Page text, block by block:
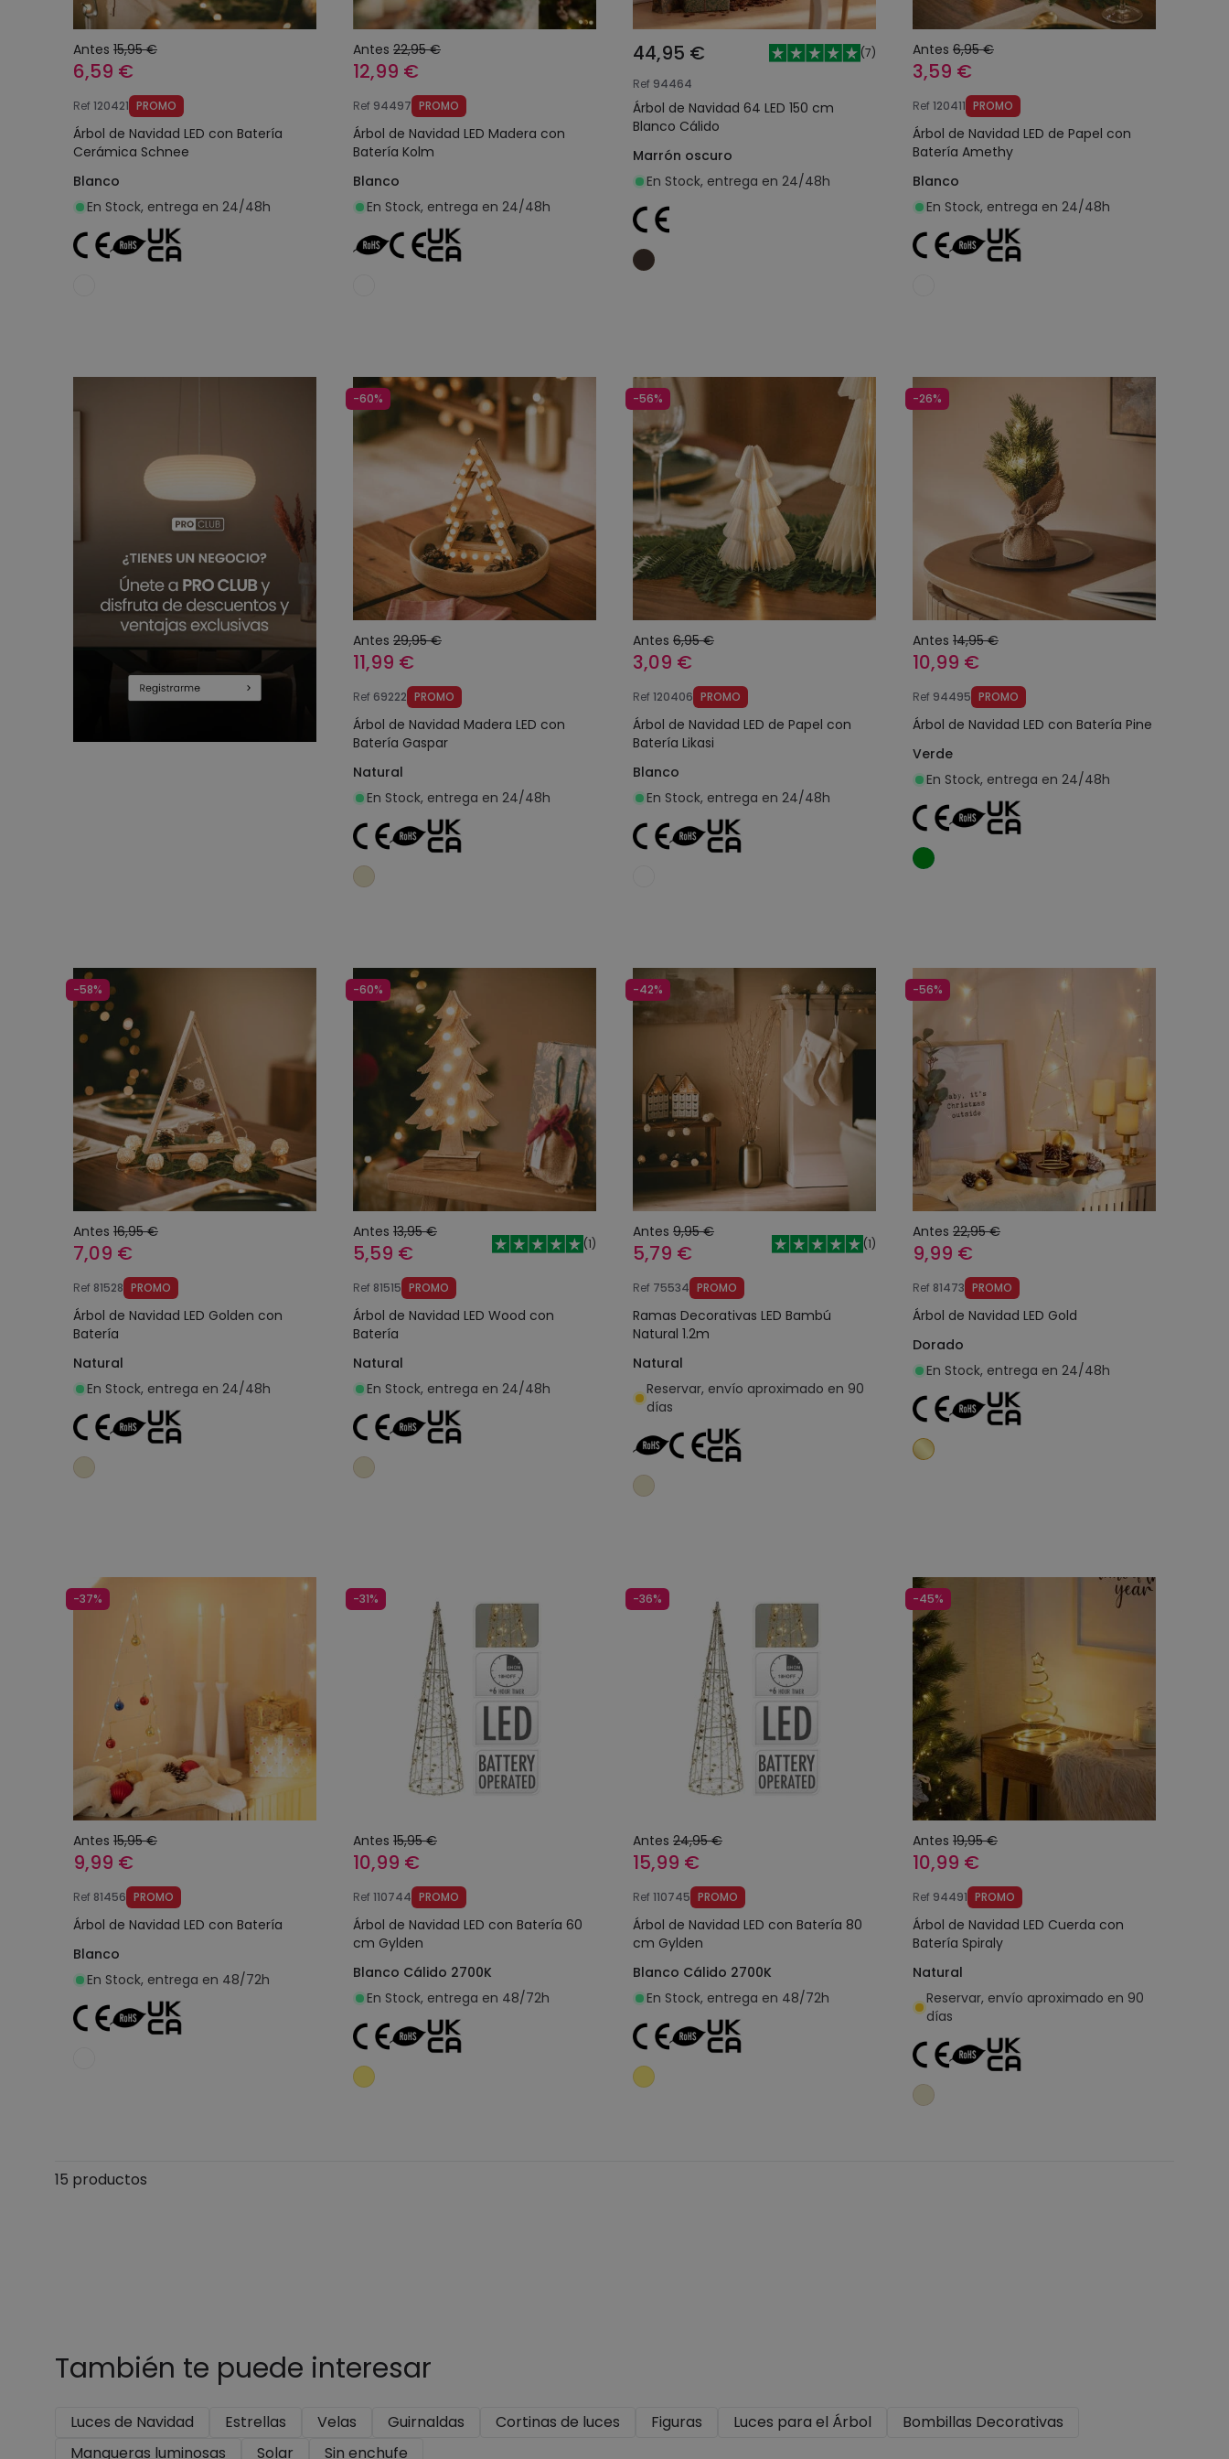
Antes 15,95 €
6,59 €
Ref120421 PROMO
Árbol de Navidad LED con Batería
Cerámica Schnee
Blanco
En Stock, entrega en 24/48h
Antes 22,95 €
12,99 €
Ref 94497 PROMO
Árbol de Navidad LED Madera con
Batería Kolm
Blanco
En Stock, entrega en 24/48h
44,95 € (7)
Ref 94464
Árbol de Navidad 64 LED 150 cm
Blanco Cálido
Marrón oscuro
En Stock, entrega en 24/48h
Antes 6,95 €
3,59 €
Ref120411 PROMO
Árbol de Navidad LED de Papel con
Batería Amethy
Blanco
En Stock, entrega en 24/48h
-60%
Antes 29,95 €
11,99 €
Ref 69222 PROMO
Árbol de Navidad Madera LED con
Batería Gaspar
Natural
En Stock, entrega en 24/48h
-56%
Antes 6,95 €
3,09 €
Ref120406 PROMO
Árbol de Navidad LED de Papel con
Batería Likasi
Blanco
En Stock, entrega en 24/48h
-26%
Antes 14,95 €
10,99 €
Ref 94495 PROMO
Árbol de Navidad LED con Batería Pine
Verde
En Stock, entrega en 24/48h
-58%
Antes 16,95 €
7,09 €
Ref 81528 PROMO
Árbol de Navidad LED Golden con
Batería
Natural
En Stock, entrega en 24/48h
-60%
Antes 13,95 €
5,59 € (1)
Ref 81515 PROMO
Árbol de Navidad LED Wood con
Batería
Natural
En Stock, entrega en 24/48h
-42%
Antes 9,95 €
5,79 € (1)
Ref 75534 PROMO
Ramas Decorativas LED Bambú
Natural 1.2m
Natural
Reservar, envío aproximado en 90
días
-56%
Antes 22,95 €
9,99 €
Ref 81473 PROMO
Árbol de Navidad LED Gold
Dorado
En Stock, entrega en 24/48h
-37%
Antes 15,95 €
9,99 €
Ref 81456 PROMO
Árbol de Navidad LED con Batería
Blanco
En Stock, entrega en 48/72h
-31%
Antes 15,95 €
10,99 €
Ref110744 PROMO
Árbol de Navidad LED con Batería 60
cm Gylden
Blanco Cálido 2700K
En Stock, entrega en 48/72h
-36%
Antes 24,95 €
15,99 €
Ref110745 PROMO
Árbol de Navidad LED con Batería 80
cm Gylden
Blanco Cálido 2700K
En Stock, entrega en 48/72h
-45%
Antes 19,95 €
10,99 €
Ref 94491 PROMO
Árbol de Navidad LED Cuerda con
Batería Spiraly
Natural
Reservar, envío aproximado en 90
días
15 productos
También te puede interesar
Luces de Navidad Estrellas Velas Guirnaldas Cortinas de luces Figuras Luces para el Árbol
Bombillas Decorativas
Mangueras luminosas
Solar Sin enchufe